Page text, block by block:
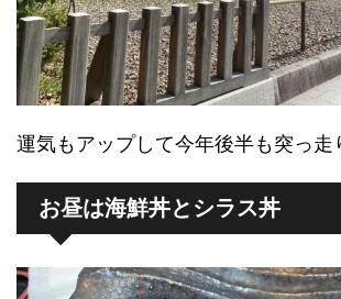
運気もアップして今年後半も突っ走
お昼は海鮮丼とシラス丼